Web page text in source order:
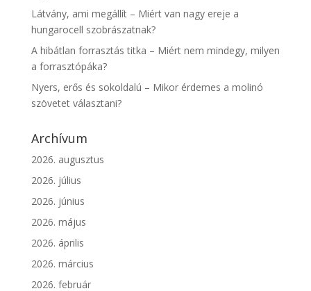
Látvány, ami megállít – Miért van nagy ereje a
hungarocell szobrászatnak?
A hibátlan forrasztás titka – Miért nem mindegy, milyen
a forrasztópáka?
Nyers, erős és sokoldalú – Mikor érdemes a molinó
szövetet választani?
Archívum
2026. augusztus
2026. július
2026. június
2026. május
2026. április
2026. március
2026. február